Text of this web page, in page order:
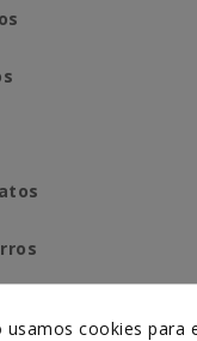
usamos cookies para